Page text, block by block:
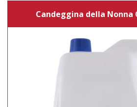
Candeggina della Nonna